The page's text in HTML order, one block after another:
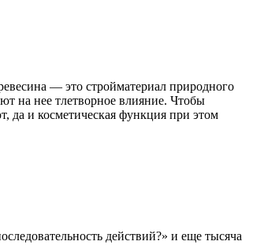
— это стройматериал природного
на нее тлетворное влияние. Чтобы
да и косметическая функция при этом
действий?» и еще тысяча